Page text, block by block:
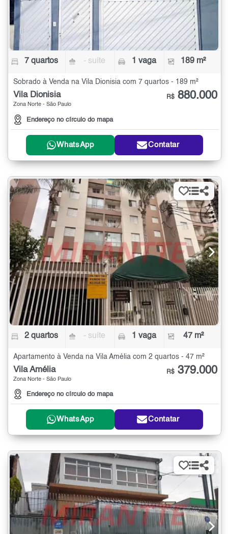
7 quartos - suíte 1 vaga 189 m²
Sobrado à Venda na Vila Dionisia com 7 quartos - 189 m²
Vila Dionisia
Zona Norte - São Paulo
Endereço no círculo do mapa
R$ 880.000
WhatsApp Contatar
2 quartos - suíte 1 vaga 47 m²
Apartamento à Venda na Vila Amélia com 2 quartos - 47 m²
Vila Amélia
Zona Norte - São Paulo
Endereço no círculo do mapa
R$ 379.000
WhatsApp Contatar